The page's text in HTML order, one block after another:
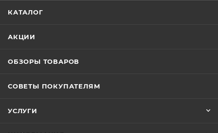
КАТАЛОГ
АКЦИИ
ОБЗОРЫ ТОВАРОВ
СОВЕТЫ ПОКУПАТЕЛЯМ
УСЛУГИ